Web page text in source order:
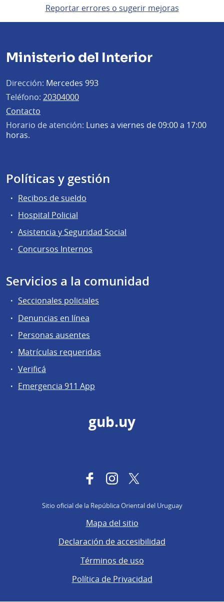
Reportar errores o sugerir mejoras
Ministerio del Interior
Dirección: Mercedes 993
Teléfono: 20304000
Contacto
Horario de atención: Lunes a viernes de 09:00 a 17:00
horas.
Políticas y gestión
Recibos de sueldo
Hospital Policial
Asistencia y Seguridad Social
Concursos Internos
Servicios a la comunidad
Seccionales policiales
Denuncias en línea
Personas ausentes
Matrículas requeridas
Verificá
Emergencia 911 App
gub.uy
FacebookInstagram
Sitio oficial de la República Oriental del Uruguay
Mapa del sitio
Declaración de accesibilidad
Términos de uso
Política de Privacidad